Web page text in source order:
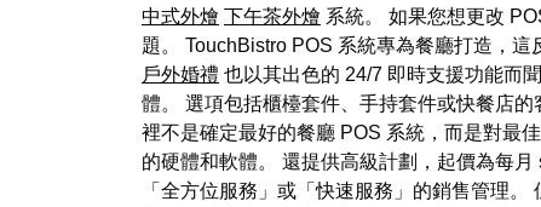
中式外燴 下午茶外燴 系統。 如果您想更改
題。 TouchBistro POS 系統專為餐廳打造，
戶外婚禮 也以其出色的 24/7 即時支援功能而
體。 選項包括櫃檯套件、手持套件或快餐店
裡不是確定最好的餐廳 POS 系統，而是對最
的硬體和軟體。 還提供高級計劃，起價為每
「全方位服務」或「快速服務」的銷售管理